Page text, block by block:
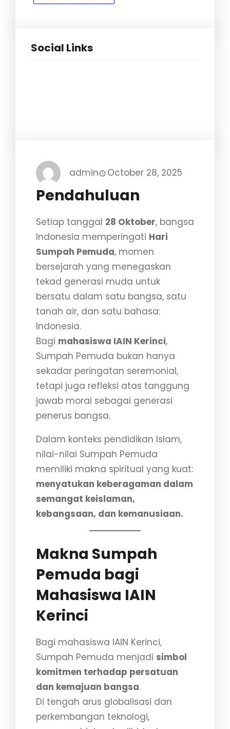
Social Links
admin October 28, 2025
Pendahuluan
Setiap tanggal 28 Oktober, bangsa
Indonesia memperingati Hari
Sumpah Pemuda, momen
bersejarah yang menegaskan
tekad generasi muda untuk
bersatu dalam satu bangsa, satu
tanah air, dan satu bahasa:
Indonesia.
Bagi mahasiswa IAIN Kerinci,
Sumpah Pemuda bukan hanya
sekadar peringatan seremonial,
tetapi juga refleksi atas tanggung
jawab moral sebagai generasi
penerus bangsa.
Dalam konteks pendidikan Islam,
nilai-nilai Sumpah Pemuda
memiliki makna spiritual yang kuat:
menyatukan keberagaman dalam
semangat keislaman,
kebangsaan, dan kemanusiaan.
Makna Sumpah
Pemuda bagi
Mahasiswa IAIN
Kerinci
Bagi mahasiswa IAIN Kerinci,
Sumpah Pemuda menjadi simbol
komitmen terhadap persatuan
dan kemajuan bangsa.
Di tengah arus globalisasi dan
perkembangan teknologi,